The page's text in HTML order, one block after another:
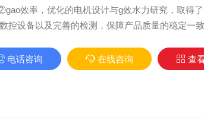
效率，优化的电机设计与g效水力研究，取得
控设备以及完善的检测，保障产品质量的稳定一
电话咨询 在线咨询 查